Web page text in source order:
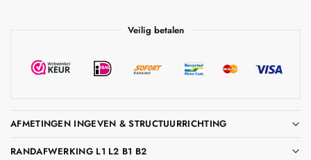
Veilig betalen
AFMETINGEN INGEVEN & STRUCTUURRICHTING
RANDAFWERKING L1 L2 B1 B2